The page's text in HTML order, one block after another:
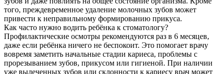
того, преждевременное удаление молочных зубов может
привести к неправильному формированию прикуса.
Как часто нужно водить ребёнка к стоматологу?
Профилактические осмотры рекомендуются раз в 6 месяцев,
даже если ребёнка ничего не беспокоит. Это помогает врачу
вовремя заметить начальные стадии кариеса, проблемы с
прорезыванием зубов, прикусом или гигиеной. При наличии
уже вылеченных зубов или склонности к кариесу врач может